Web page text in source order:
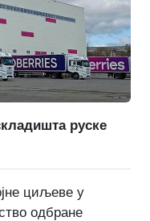
руске
циљеве у
одбране